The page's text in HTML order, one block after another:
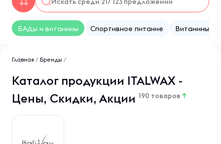
БАДы и витамины Спортивное питание Витамины
Главная / Бренды /
Каталог продукции ITALWAX -
Цены, Скидки, Акции 190 товаров ↑